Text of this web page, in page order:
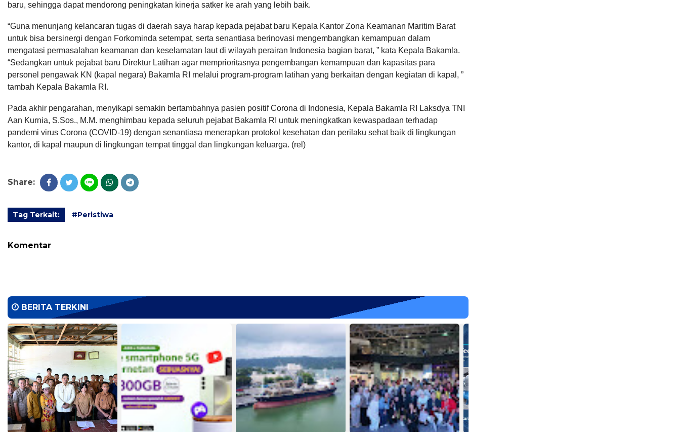
baru, sehingga dapat mendorong peningkatan kinerja satker ke arah yang lebih baik.
“Guna menunjang kelancaran tugas di daerah saya harap kepada pejabat baru Kepala Kantor Zona Keamanan Maritim Barat
untuk bisa bersinergi dengan Forkominda setempat, serta senantiasa berinovasi mengembangkan kemampuan dalam
mengatasi permasalahan keamanan dan keselamatan laut di wilayah perairan Indonesia bagian barat, ” kata Kepala Bakamla.
“Sedangkan untuk pejabat baru Direktur Latihan agar memprioritasnya pengembangan kemampuan dan kapasitas para
personel pengawak KN (kapal negara) Bakamla RI melalui program-program latihan yang berkaitan dengan kegiatan di kapal, ”
tambah Kepala Bakamla RI.
Pada akhir pengarahan, menyikapi semakin bertambahnya pasien positif Corona di Indonesia, Kepala Bakamla RI Laksdya TNI
Aan Kurnia, S.Sos., M.M. menghimbau kepada seluruh pejabat Bakamla RI untuk meningkatkan kewaspadaan terhadap
pandemi virus Corona (COVID-19) dengan senantiasa menerapkan protokol kesehatan dan perilaku sehat baik di lingkungan
kantor, di kapal maupun di lingkungan tempat tinggal dan lingkungan keluarga. (rel)
Share:
Tag Terkait: #Peristiwa
Komentar
BERITA TERKINI